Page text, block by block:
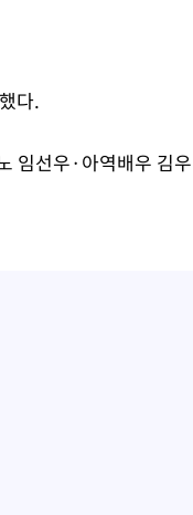
다.
임선우·아역배우 김우